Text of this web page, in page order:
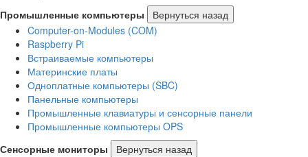
Промышленные компьютеры
Вернуться назад
Computer-on-Modules (COM)
Raspberry Pi
Встраиваемые компьютеры
Материнские платы
Одноплатные компьютеры (SBC)
Панельные компьютеры
Промышленные клавиатуры и сенсорные панели
Промышленные компьютеры OPS
Сенсорные мониторы
Вернуться назад